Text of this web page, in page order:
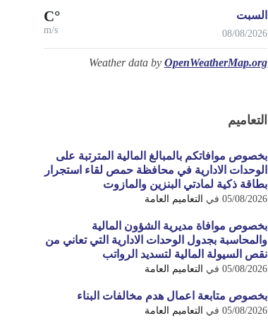
السبت
08/08/2026
°C
m/s
Weather data by OpenWeatherMap.org
التعاميم
بخصوص موافاتكم بالمبالغ المالية المترتبة على
الوحدات الادارية في محافظة حمص لقاء استجرار
بطاقة ذكية لمادتي البنزين والمازوت
05/08/2026 في التعاميم العامة
بخصوص موافاة مديرية الشؤون المالية
والمحاسبة بجدول الوحدات الادارية التي تعاني من
نقص السيولة المالية لتسديد الرواتب
05/08/2026 في التعاميم العامة
بخصوص متابعة اعمال هدم مخالفات البناء
05/08/2026 في التعاميم العامة